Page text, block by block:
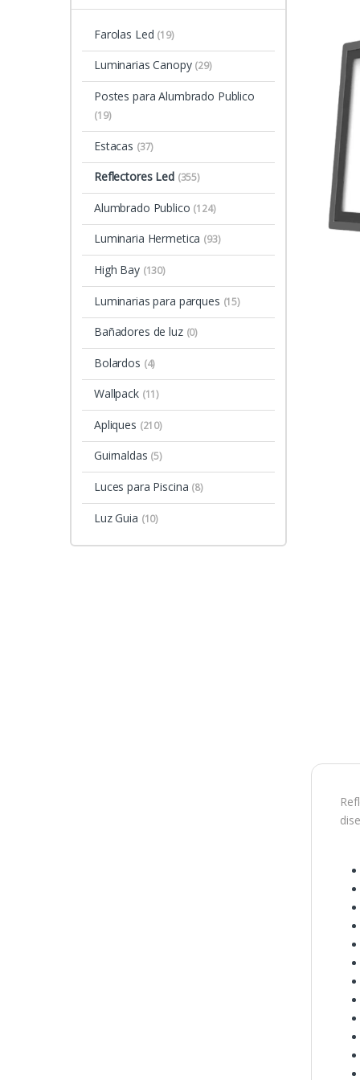
Farolas Led (19)
Luminarias Canopy (29)
Postes para Alumbrado Publico
(19)
Estacas (37)
Reflectores Led (355)
Alumbrado Publico (124)
Luminaria Hermetica (93)
High Bay (130)
Luminarias para parques (15)
Bañadores de luz (0)
Bolardos (4)
Wallpack (11)
Apliques (210)
Guirnaldas (5)
Luces para Piscina (8)
Luz Guia (10)